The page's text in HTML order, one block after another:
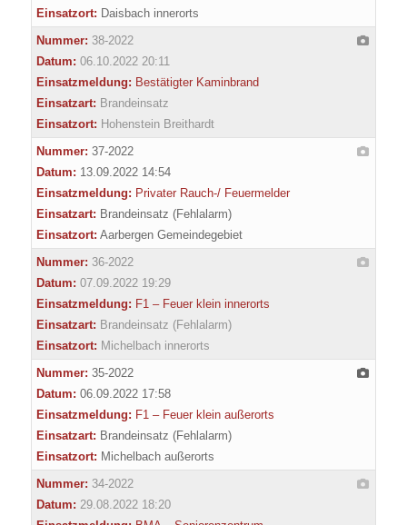
Einsatzort: Daisbach innerorts
Nummer: 38-2022
Datum: 06.10.2022 20:11
Einsatzmeldung: Bestätigter Kaminbrand
Einsatzart: Brandeinsatz
Einsatzort: Hohenstein Breithardt
Nummer: 37-2022
Datum: 13.09.2022 14:54
Einsatzmeldung: Privater Rauch-/ Feuermelder
Einsatzart: Brandeinsatz (Fehlalarm)
Einsatzort: Aarbergen Gemeindegebiet
Nummer: 36-2022
Datum: 07.09.2022 19:29
Einsatzmeldung: F1 – Feuer klein innerorts
Einsatzart: Brandeinsatz (Fehlalarm)
Einsatzort: Michelbach innerorts
Nummer: 35-2022
Datum: 06.09.2022 17:58
Einsatzmeldung: F1 – Feuer klein außerorts
Einsatzart: Brandeinsatz (Fehlalarm)
Einsatzort: Michelbach außerorts
Nummer: 34-2022
Datum: 29.08.2022 18:20